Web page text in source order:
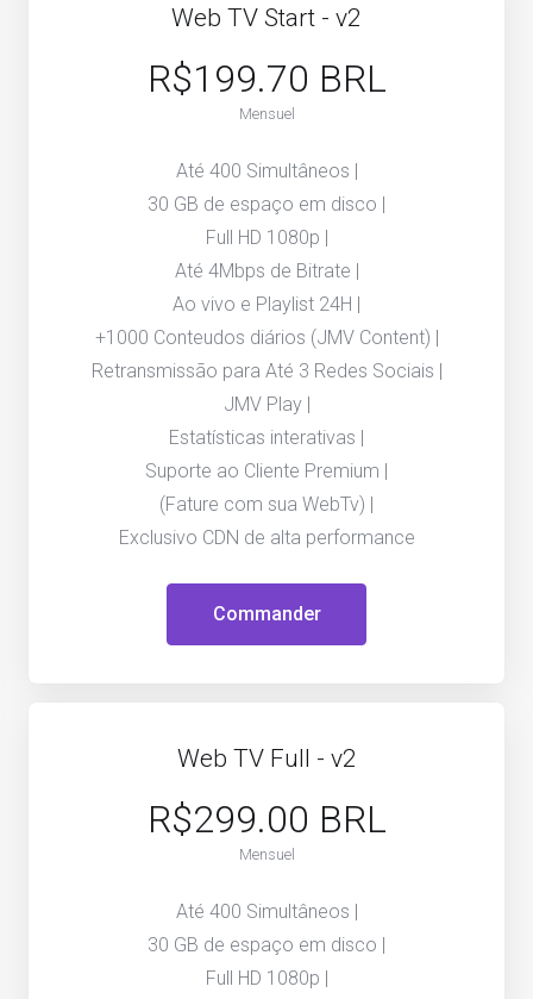
Web TV Start - v2
R$199.70 BRL
Mensuel
Até 400 Simultâneos |
30 GB de espaço em disco |
Full HD 1080p |
Até 4Mbps de Bitrate |
Ao vivo e Playlist 24H |
+1000 Conteudos diários (JMV Content) |
Retransmissão para Até 3 Redes Sociais |
JMV Play |
Estatísticas interativas |
Suporte ao Cliente Premium |
(Fature com sua WebTv) |
Exclusivo CDN de alta performance
Commander
Web TV Full - v2
R$299.00 BRL
Mensuel
Até 400 Simultâneos |
30 GB de espaço em disco |
Full HD 1080p |